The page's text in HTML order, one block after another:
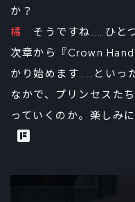
か？
橘
そうですね……ひと
次章から『Crown
かり始めます……といっ
なかで、プリンセスた
っていくのか。楽しみ